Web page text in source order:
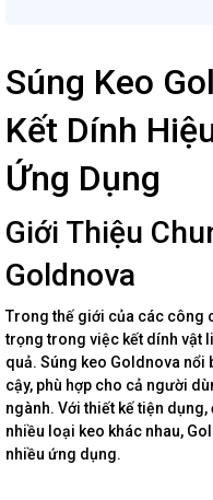
Súng Keo
Kết Dính
Ứng Dụng
Giới Thiệu
Goldnova
Trong thế giới của các công
trọng trong việc kết dính vật
quả. Súng keo Goldnova nổi
cậy, phù hợp cho cả người
ngành. Với thiết kế tiện
nhiều loại keo khác nhau,
nhiều ứng dụng.